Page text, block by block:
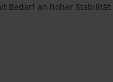
Bedarf an hoher